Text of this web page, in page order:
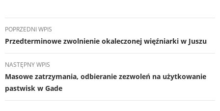
Nawigacja
wpisu
POPRZEDNI WPIS
Przedterminowe zwolnienie okaleczonej więźniarki w Juszu
NASTĘPNY WPIS
Masowe zatrzymania, odbieranie zezwoleń na użytkowanie
pastwisk w Gade